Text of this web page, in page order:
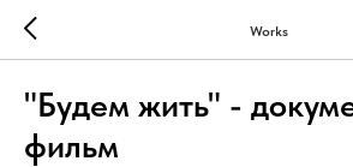
Works
"Будем жить" -
фильм